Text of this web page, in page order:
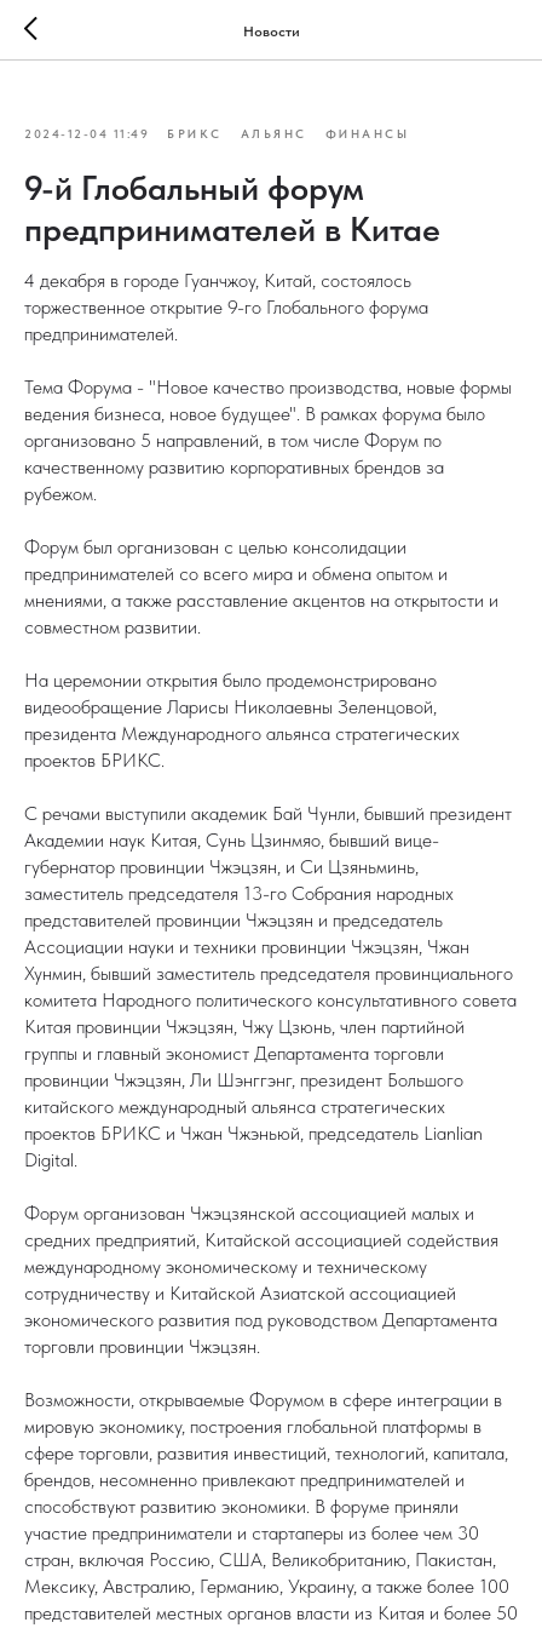
Новости
2024-12-04 11:49 БРИКС АЛЬЯНС ФИНАНСЫ
9-й Глобальный форум
предпринимателей в Китае
4 декабря в городе Гуанчжоу, Китай, состоялось
торжественное открытие 9-го Глобального форума
предпринимателей.
Тема Форума - "Новое качество производства, новые формы
ведения бизнеса, новое будущее". В рамках форума было
организовано 5 направлений, в том числе Форум по
качественному развитию корпоративных брендов за
рубежом.
Форум был организован с целью консолидации
предпринимателей со всего мира и обмена опытом и
мнениями, а также расставление акцентов на открытости и
совместном развитии.
На церемонии открытия было продемонстрировано
видеообращение Ларисы Николаевны Зеленцовой,
президента Международного альянса стратегических
проектов БРИКС.
С речами выступили академик Бай Чунли, бывший президент
Академии наук Китая, Сунь Цзинмяо, бывший вице-
губернатор провинции Чжэцзян, и Си Цзяньминь,
заместитель председателя 13-го Собрания народных
представителей провинции Чжэцзян и председатель
Ассоциации науки и техники провинции Чжэцзян, Чжан
Хунмин, бывший заместитель председателя провинциального
комитета Народного политического консультативного совета
Китая провинции Чжэцзян, Чжу Цзюнь, член партийной
группы и главный экономист Департамента торговли
провинции Чжэцзян, Ли Шэнггэнг, президент Большого
китайского международный альянса стратегических
проектов БРИКС и Чжан Чжэньюй, председатель Lianlian
Digital.
Форум организован Чжэцзянской ассоциацией малых и
средних предприятий, Китайской ассоциацией содействия
международному экономическому и техническому
сотрудничеству и Китайской Азиатской ассоциацией
экономического развития под руководством Департамента
торговли провинции Чжэцзян.
Возможности, открываемые Форумом в сфере интеграции в
мировую экономику, построения глобальной платформы в
сфере торговли, развития инвестиций, технологий, капитала,
брендов, несомненно привлекают предпринимателей и
способствуют развитию экономики. В форуме приняли
участие предприниматели и стартаперы из более чем 30
стран, включая Россию, США, Великобританию, Пакистан,
Мексику, Австралию, Германию, Украину, а также более 100
представителей местных органов власти из Китая и более 50